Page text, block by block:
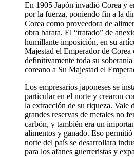
En 1905 Japón invadió Corea y
por la fuerza, poniendo fin a la
Corea como proveedora de
obra barata. El “tratado” de
humillante imposición, en su
Majestad el Emperador de Corea
definitivamente toda su
coreano a Su Majestad el
Los empresarios japoneses se
particular en el norte y crearon
la extracción de su riqueza. Vale
grandes reservas de metales no
carbón, y también era un
alimentos y ganado. Eso
norte del país se desarrollara
para los afanes guerreristas y